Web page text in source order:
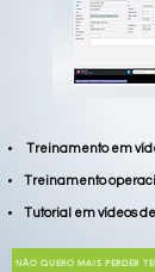
Treinamento em
Treinamento
Tutorial em vídeos
NÃO QUERO MAIS PERDER